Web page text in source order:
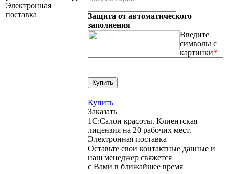
Электронная
поставка
Защита от автоматического
заполнения
Введите
символы с
картинки*
Купить
Заказать
1С:Салон красоты. Клиентская
лицензия на 20 рабочих мест.
Электронная поставка
Оставьте свои контактные данные и
наш менеджер свяжется
с Вами в ближайшее время